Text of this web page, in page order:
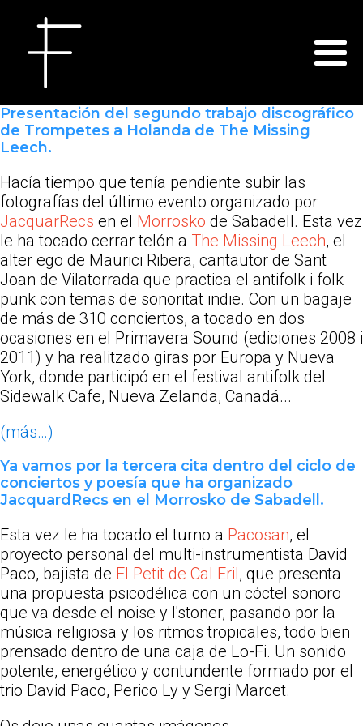
Presentación del segundo trabajo discográfico
de Trompetes a Holanda de The Missing
Leech.
Hacía tiempo que tenía pendiente subir las
fotografías del último evento organizado por
JacquarRecs en el Morrosko de Sabadell. Esta vez
le ha tocado cerrar telón a The Missing Leech, el
alter ego de Maurici Ribera, cantautor de Sant
Joan de Vilatorrada que practica el antifolk i folk
punk con temas de sonoritat indie. Con un bagaje
de más de 310 conciertos, a tocado en dos
ocasiones en el Primavera Sound (ediciones 2008 i
2011) y ha realitzado giras por Europa y Nueva
York, donde participó en el festival antifolk del
Sidewalk Cafe, Nueva Zelanda, Canadá...
(más…)
Ya vamos por la tercera cita dentro del ciclo de
conciertos y poesía que ha organizado
JacquardRecs en el Morrosko de Sabadell.
Esta vez le ha tocado el turno a Pacosan, el
proyecto personal del multi-instrumentista David
Paco, bajista de El Petit de Cal Eril, que presenta
una propuesta psicodélica con un cóctel sonoro
que va desde el noise y l'stoner, pasando por la
música religiosa y los ritmos tropicales, todo bien
prensado dentro de una caja de Lo-Fi. Un sonido
potente, energético y contundente formado por el
trio David Paco, Perico Ly y Sergi Marcet.